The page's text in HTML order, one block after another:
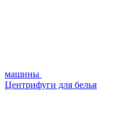
машины
Центрифуги для белья